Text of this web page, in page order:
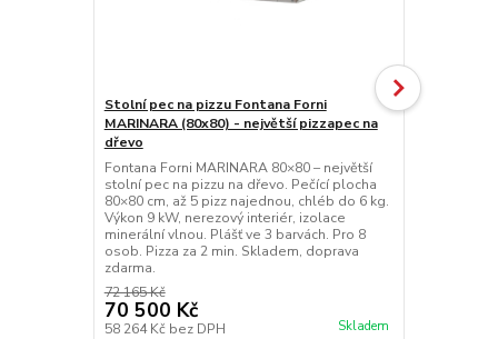
Stolní pec na pizzu Fontana Forni
MARINARA (80x80) - největší pizzapec na
dřevo
Fontana Forni MARINARA 80×80 – největší
stolní pec na pizzu na dřevo. Pečící plocha
80×80 cm, až 5 pizz najednou, chléb do 6 kg.
Výkon 9 kW, nerezový interiér, izolace
minerální vlnou. Plášť ve 3 barvách. Pro 8
osob. Pizza za 2 min. Skladem, doprava
zdarma.
72 165 Kč
70 500 Kč
58 264 Kč bez DPH Skladem
Stolní